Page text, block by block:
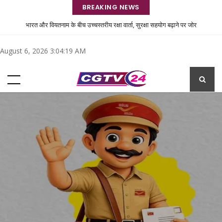
BREAKING NEWS
भारत और वियतनाम के बीच उच्चस्तरीय रक्षा वार्ता, सुरक्षा सहयोग बढ़ाने पर जोर
भारत-श्रीलंका संबंधों को मजबूत करने को लेकर कोलंबो में अहम बैठकें आज
चोटों की बढ़ती चिंताओं के बीच भारतीय टीम टेस्ट सीरीज के लिए श्रीलंका पहुंची।
डिफेंडिंग चैंपियन अल्काराज़ ने सिनसिनाटी ओपन से नाम वापस ले लिया है।
मैदान से बाहर भारत की खामोश लड़ाई: चोटों की चिंताओं ने व्यस्त क्रिकेट कैलेंडर पर ग्रहण
लगा दिया है, प्रमुख खिलाड़ी समय के साथ संघर्ष कर रहे हैं।
आरबीआई ने रेपो रेट 5.25% पर रखा स्थिर, सेंसेक्स-निफ्टी मामूली बढ़त के साथ बंद
RBI का रेपो रेट स्थिर रखने का फैसला: कारोबारी भरोसा मजबूत होगा, निवेश को मिलेगा बढ़ावा
भारत में इलेक्ट्रिक वाहनों की बिक्री 2034 तक 55% वार्षिक दर से बढ़ने की उम्मीद
August 6, 2026 3:04:20 AM